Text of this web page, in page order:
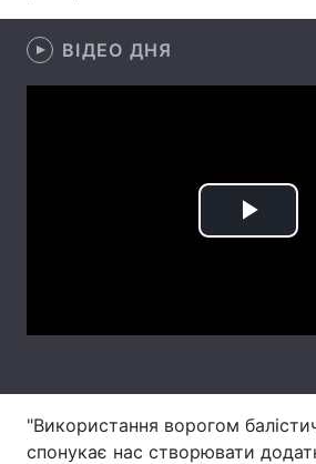
Архів
Контакти
ВІДЕО ДНЯ
Play
"Використання ворогом
спонукає нас створювати